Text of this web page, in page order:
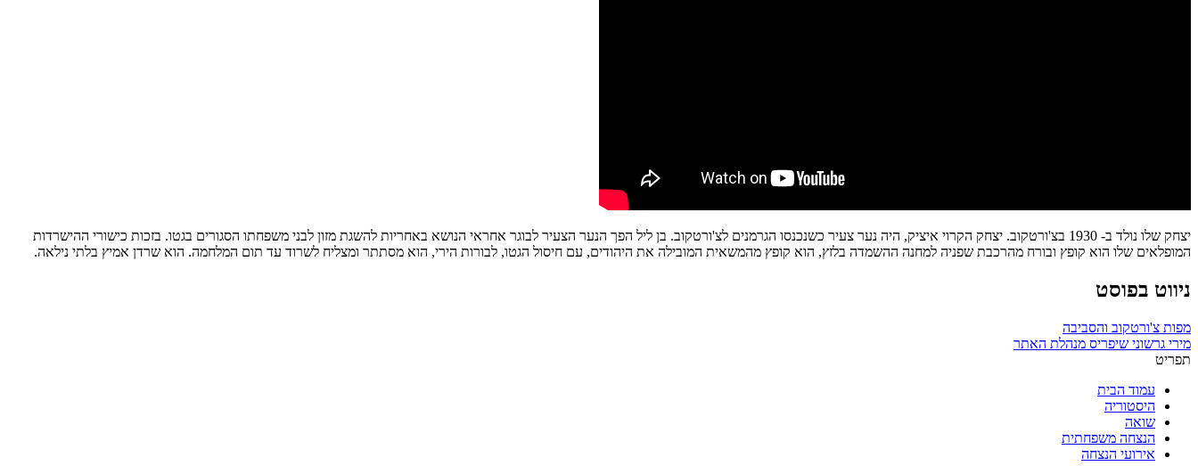
יצחק שלו נולד ב- 1930 בצ'ורטקוב. יצחק הקרוי איציק, היה נער צעיר כשנכנסו הגרמנים לצ'ורטקוב. בן ליל הפך הנער הצעיר לבוגר אחראי הנושא באחריות להשגת מזון לבני משפחתו הסגורים בגטו. בזכות כישורי ההישרדות
המופלאים שלו הוא קופץ ובורח מהרכבת שפניה למחנה ההשמדה בלזץ, הוא קופץ מהמשאית המובילה את היהודים, עם חיסול הגטו, לבורות הירי, הוא מסתתר ומצליח לשרוד עד תום המלחמה. הוא שרדן אמיץ בלתי נילאה.
ניווט בפוסט
מפות צ'ורטקוב והסביבה
מירי גרשוני שיפריס מנהלת האתר
תפריט
עמוד הבית
היסטוריה
שואה
הנצחה משפחתית
אירועי הנצחה